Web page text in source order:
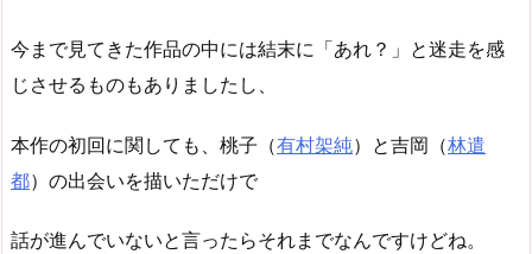
今まで見てきた作品の中には結末に「あれ？」と迷走を感
じさせるものもありましたし、
本作の初回に関しても、桃子（有村架純）と吉岡（林遣
都）の出会いを描いただけで
話が進んでいないと言ったらそれまでなんですけどね。